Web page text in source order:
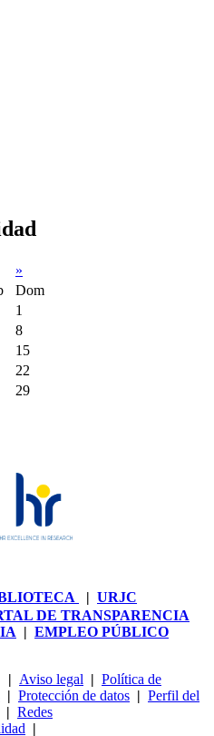
»
Dom
1
8
15
22
29
| URJC
DE TRANSPARENCIA
| EMPLEO PÚBLICO
| Aviso legal | Política de
| Protección de datos | Perfil del
| Redes
|